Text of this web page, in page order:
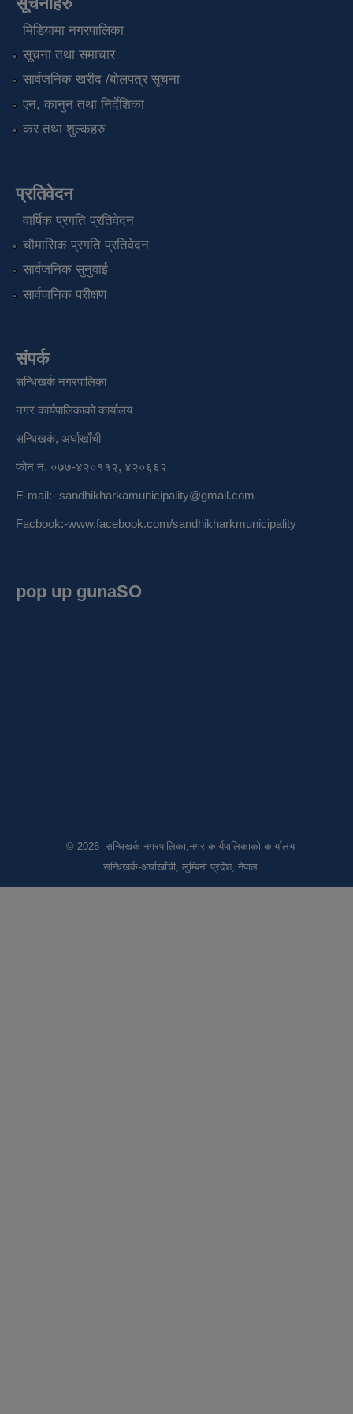
मिडियामा नगरपालिका
सूचना तथा समाचार
सार्वजनिक खरीद /बोलपत्र सूचना
एन, कानुन तथा निर्देशिका
कर तथा शुल्कहरु
प्रतिवेदन
वार्षिक प्रगति प्रतिवेदन
चौमासिक प्रगति प्रतिवेदन
सार्वजनिक सुनुवाई
सार्वजनिक परीक्षण
संपर्क
सन्धिखर्क नगरपालिका
नगर कार्यपालिकाको कार्यालय
सन्धिखर्क, अर्घाखाँची
फोन नं. ०७७-४२०११२, ४२०६६२
E-mail:- sandhikharkamunicipality@gmail.com
Facbook:-www.facebook.com/sandhikharkmunicipality
pop up gunaSO
© 2026 सन्धिखर्क नगरपालिका,नगर कार्यपालिकाको कार्यालय
सन्धिखर्क-अर्घाखाँची, लुम्बिनी प्रदेश, नेपाल